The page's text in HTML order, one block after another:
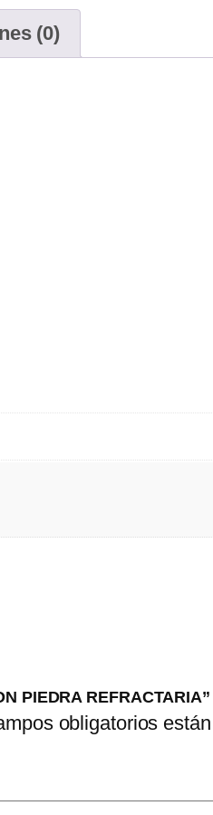
(0)
PIEDRA REFRACTARIA”
obligatorios